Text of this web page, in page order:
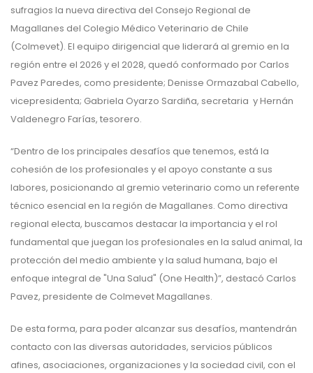
sufragios la nueva directiva del Consejo Regional de
Magallanes del Colegio Médico Veterinario de Chile
(Colmevet). El equipo dirigencial que liderará al gremio en la
región entre el 2026 y el 2028, quedó conformado por Carlos
Pavez Paredes, como presidente; Denisse Ormazabal Cabello,
vicepresidenta; Gabriela Oyarzo Sardiña, secretaria y Hernán
Valdenegro Farías, tesorero.
“Dentro de los principales desafíos que tenemos, está la
cohesión de los profesionales y el apoyo constante a sus
labores, posicionando al gremio veterinario como un referente
técnico esencial en la región de Magallanes. Como directiva
regional electa, buscamos destacar la importancia y el rol
fundamental que juegan los profesionales en la salud animal, la
protección del medio ambiente y la salud humana, bajo el
enfoque integral de "Una Salud" (One Health)”, destacó Carlos
Pavez, presidente de Colmevet Magallanes.
De esta forma, para poder alcanzar sus desafíos, mantendrán
contacto con las diversas autoridades, servicios públicos
afines, asociaciones, organizaciones y la sociedad civil, con el